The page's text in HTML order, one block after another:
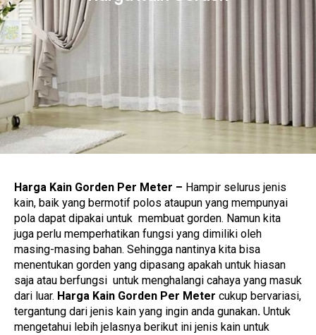
Harga Kain Gorden Per Meter – Hampir selurus jenis
kain, baik yang bermotif polos ataupun yang mempunyai
pola dapat dipakai untuk membuat gorden. Namun kita
juga perlu memperhatikan fungsi yang dimiliki oleh
masing-masing bahan. Sehingga nantinya kita bisa
menentukan gorden yang dipasang apakah untuk hiasan
saja atau berfungsi untuk menghalangi cahaya yang masuk
dari luar. Harga Kain Gorden Per Meter cukup bervariasi,
tergantung dari jenis kain yang ingin anda gunakan. Untuk
mengetahui lebih jelasnya berikut ini jenis kain untuk